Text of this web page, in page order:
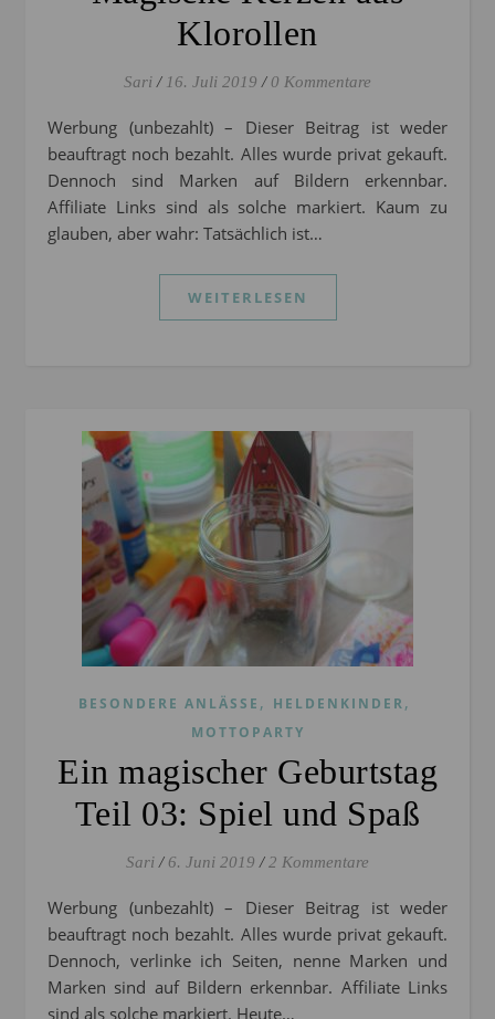
Klorollen
Sari / 16. Juli 2019 / 0 Kommentare
Werbung (unbezahlt) – Dieser Beitrag ist weder
beauftragt noch bezahlt. Alles wurde privat gekauft.
Dennoch sind Marken auf Bildern erkennbar.
Affiliate Links sind als solche markiert. Kaum zu
glauben, aber wahr: Tatsächlich ist…
WEITERLESEN
BESONDERE ANLÄSSE , HELDENKINDER,
MOTTOPARTY
Ein magischer Geburtstag
Teil 03: Spiel und Spaß
Sari / 6. Juni 2019 / 2 Kommentare
Werbung (unbezahlt) – Dieser Beitrag ist weder
beauftragt noch bezahlt. Alles wurde privat gekauft.
Dennoch, verlinke ich Seiten, nenne Marken und
Marken sind auf Bildern erkennbar. Affiliate Links
sind als solche markiert. Heute…